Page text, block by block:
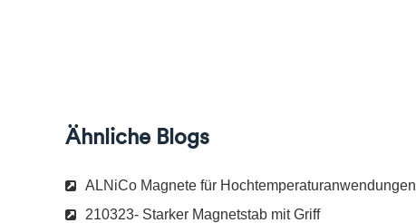
Ähnliche Blogs
ALNiCo Magnete für Hochtemperaturanwendungen
210323- Starker Magnetstab mit Griff